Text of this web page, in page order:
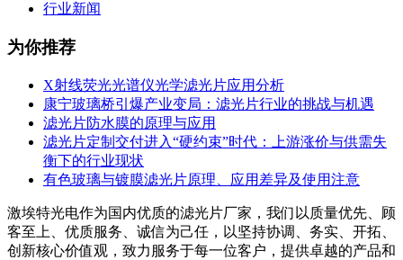
行业新闻
为你推荐
X射线荧光光谱仪光学滤光片应用分析
康宁玻璃桥引爆产业变局：滤光片行业的挑战与机遇
滤光片防水膜的原理与应用
滤光片定制交付进入“硬约束”时代：上游涨价与供需失
衡下的行业现状
有色玻璃与镀膜滤光片原理、应用差异及使用注意
激埃特光电作为国内优质的滤光片厂家，我们以质量优先、顾
客至上、优质服务、诚信为己任，以坚持协调、务实、开拓、
创新核心价值观，致力服务于每一位客户，提供卓越的产品和